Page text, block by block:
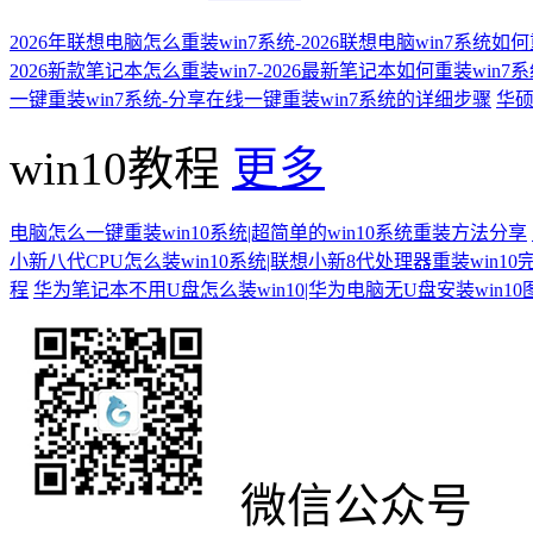
2026年联想电脑怎么重装win7系统-2026联想电脑win7系统如
2026新款笔记本怎么重装win7-2026最新笔记本如何重装win7
一键重装win7系统-分享在线一键重装win7系统的详细步骤 华
win10教程 更多
电脑怎么一键重装win10系统|超简单的win10系统重装方法分享
小新八代CPU怎么装win10系统|联想小新8代处理器重装win10
程 华为笔记本不用U盘怎么装win10|华为电脑无U盘安装win10
微信公众号